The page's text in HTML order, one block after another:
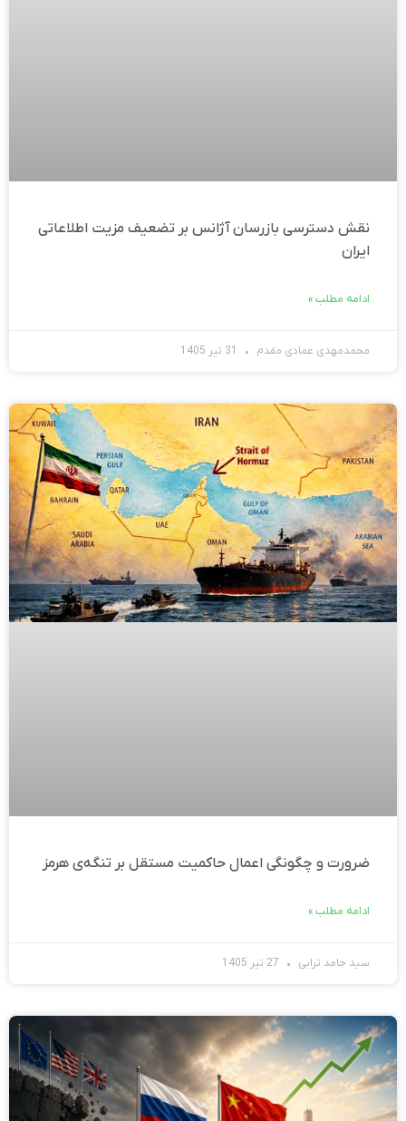
نقش دسترسی بازرسان آژانس بر تضعیف مزیت اطلاعاتی
ایران
ادامه مطلب »
محمدمهدی عمادی مقدم
ضرورت و چگونگی اعمال حاکمیت مستقل بر تنگه‌ی هرمز
ادامه مطلب »
سید حامد ترابی